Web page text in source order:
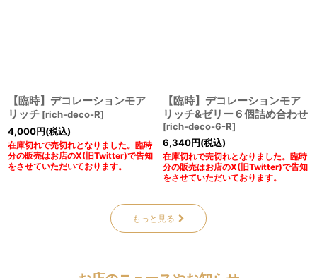
【臨時】デコレーションモア
リッチ [rich-deco-R]
4,000円(税込)
在庫切れで売切れとなりました。臨時
分の販売はお店のX(旧Twitter)で告知
をさせていただいております。
【臨時】デコレーションモア
リッチ&ゼリー６個詰め合わせ
[rich-deco-6-R]
6,340円(税込)
在庫切れで売切れとなりました。臨時
分の販売はお店のX(旧Twitter)で告知
をさせていただいております。
もっと見る